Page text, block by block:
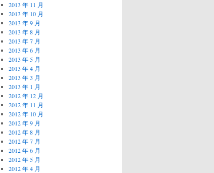
2013 年 11 月
2013 年 10 月
2013 年 9 月
2013 年 8 月
2013 年 7 月
2013 年 6 月
2013 年 5 月
2013 年 4 月
2013 年 3 月
2013 年 1 月
2012 年 12 月
2012 年 11 月
2012 年 10 月
2012 年 9 月
2012 年 8 月
2012 年 7 月
2012 年 6 月
2012 年 5 月
2012 年 4 月